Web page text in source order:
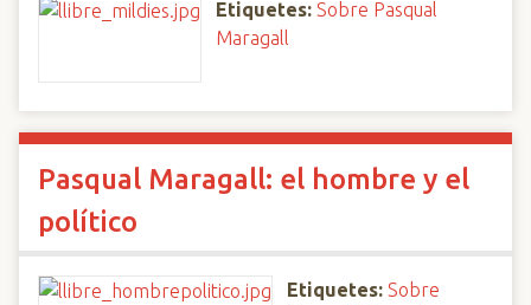
Etiquetes: Sobre Pasqual
Maragall
Pasqual Maragall: el hombre y el
político
Etiquetes: Sobre